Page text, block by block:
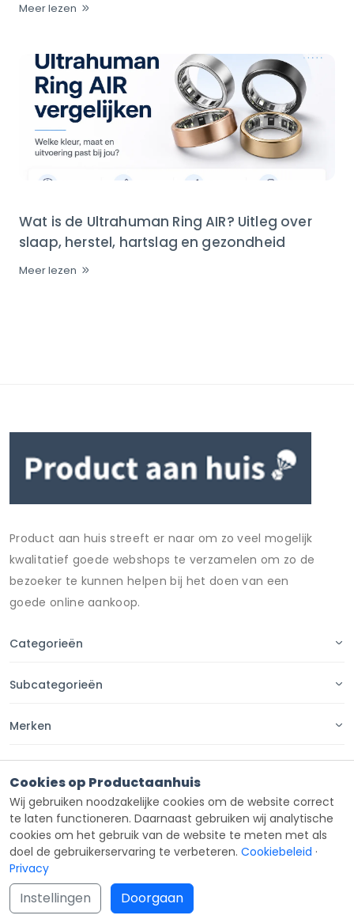
Meer lezen
Wat is de Ultrahuman Ring AIR? Uitleg over
slaap, herstel, hartslag en gezondheid
Meer lezen
Product aan huis streeft er naar om zo veel mogelijk
kwalitatief goede webshops te verzamelen om zo de
bezoeker te kunnen helpen bij het doen van een
goede online aankoop.
Categorieën
Subcategorieën
Merken
Contact
Copyright © Productaanhuis
Cookies op Productaanhuis
Wij gebruiken noodzakelijke cookies om de website correct
te laten functioneren. Daarnaast gebruiken wij analytische
cookies om het gebruik van de website te meten met als
doel de gebruikerservaring te verbeteren. Cookiebeleid ·
Privacy
Instellingen Doorgaan